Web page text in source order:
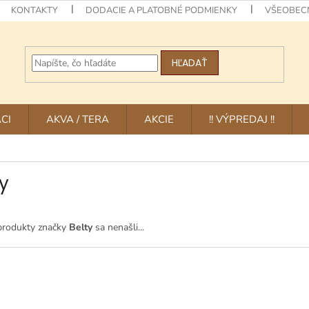
KONTAKTY DODACIE A PLATOBNÉ PODMIENKY
HĽADAŤ
AKVA / TERA AKCIE !! VÝPREDAJ !!
značky Belty sa nenašli...